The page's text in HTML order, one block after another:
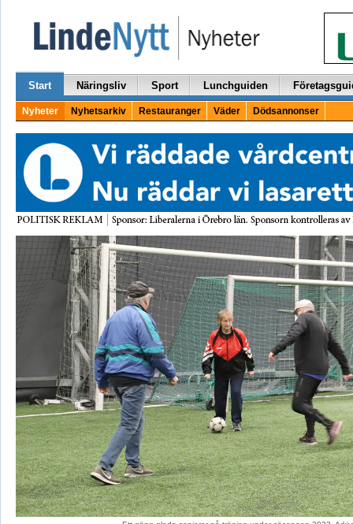
Start Näringsliv Sport Lunchguiden
Nyheter Nyhetsarkiv Restauranger Väder Dödsannonser